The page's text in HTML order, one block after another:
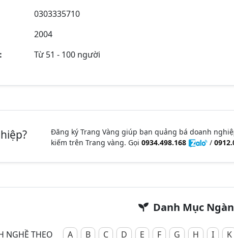
0303335710
2004
Từ 51 - 100 người
Đăng ký Trang Vàng giúp bạn quảng bá doanh
kiếm trên Trang vàng. Gọi 0934.498.168 /
Danh Mục
NGHỀ THEO A B C D E F G H I K